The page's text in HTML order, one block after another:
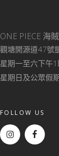
ONE PIECE 海
觀塘開源道47號
星期一至六下午
星期日及公眾假
FOLLOW US